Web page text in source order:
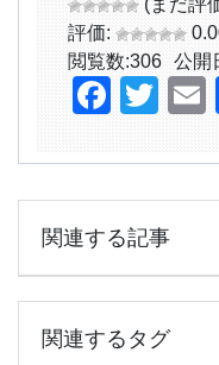
(まだ評
評価:
閲覧数:306 公開
関連する記事
関連するタグ